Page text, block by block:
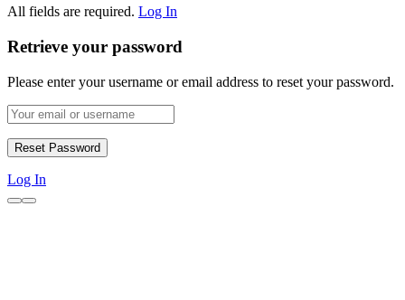
All fields are required. Log In
Retrieve your password
Please enter your username or email address to reset your password.
Log In